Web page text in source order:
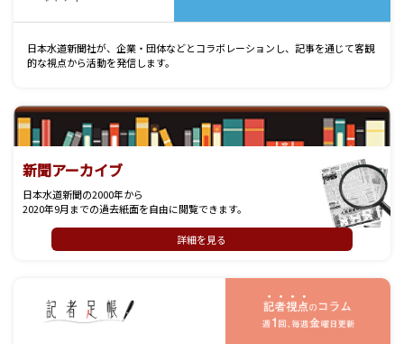
日本水道新聞社が、企業・団体などとコラボレーションし、記事を通じて客観
的な視点から活動を発信します。
新聞アーカイブ
日本水道新聞の2000年から
2020年9月までの過去紙面を自由に閲覧できます。
詳細を見る